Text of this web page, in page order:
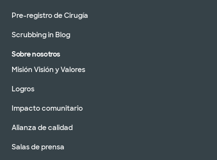
Pre-registro de Cirugía
Scrubbing in Blog
Sobre nosotros
Misión Visión y Valores
Logros
Impacto comunitario
Alianza de calidad
Salas de prensa